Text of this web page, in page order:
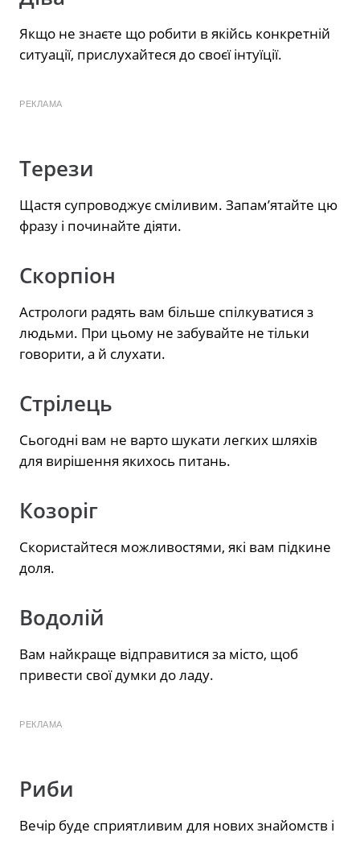
Якщо не знаєте що робити в якійсь конкретній
ситуації, прислухайтеся до своєї інтуїції.
РЕКЛАМА
Терези
Щастя супроводжує сміливим. Запам’ятайте цю
фразу і починайте діяти.
Скорпіон
Астрологи радять вам більше спілкуватися з
людьми. При цьому не забувайте не тільки
говорити, а й слухати.
Стрілець
Сьогодні вам не варто шукати легких шляхів
для вирішення якихось питань.
Козоріг
Скористайтеся можливостями, які вам підкине
доля.
Водолій
Вам найкраще відправитися за місто, щоб
привести свої думки до ладу.
РЕКЛАМА
Риби
Вечір буде сприятливим для нових знайомств і